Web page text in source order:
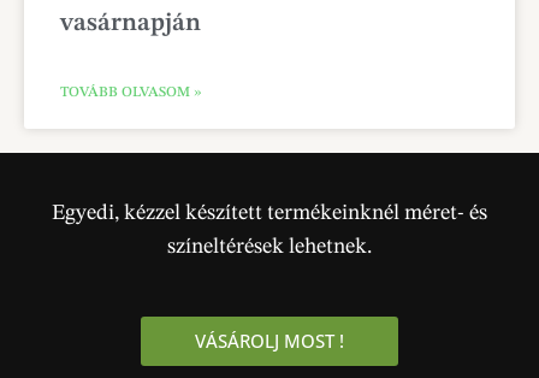
vasárnapján
TOVÁBB OLVASOM »
Egyedi, kézzel készített termékeinknél méret- és
színeltérések lehetnek.
VÁSÁROLJ MOST !